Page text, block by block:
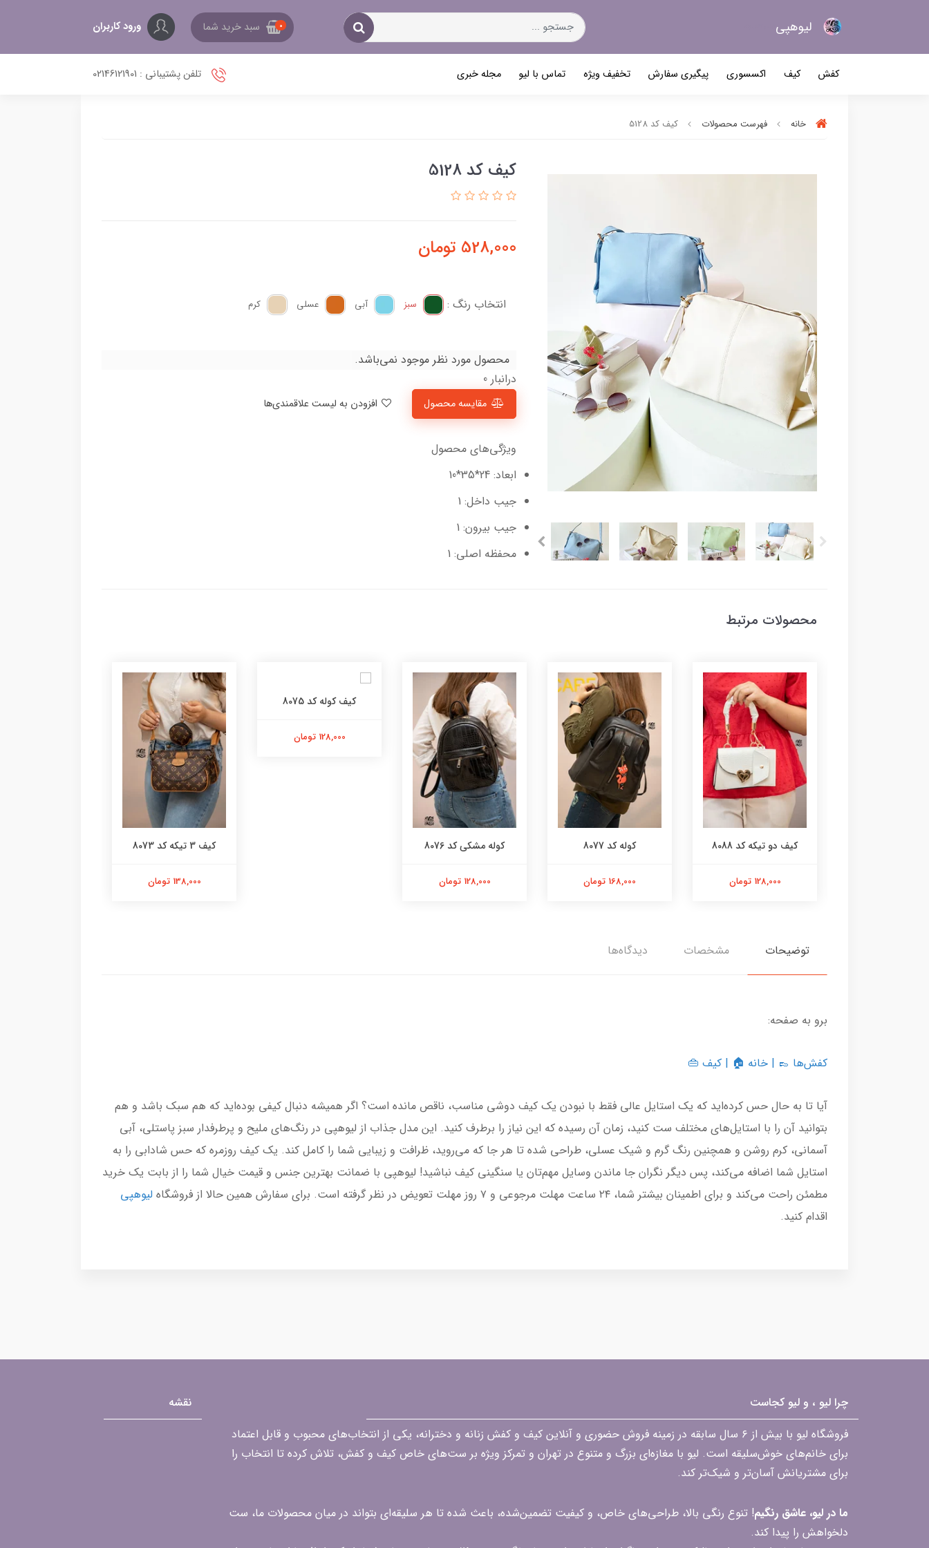
لیو‌هپی 0 سبد خرید شما ورود کاربران
کفش کیف اکسسوری پیگیری سفارش تخفیف ویژه تماس با لیو مجله خبری تلفن پشتیبانی : 02146121901
خانه فهرست محصولات کیف کد 5128
کیف کد 5128
528,000 تومان
انتخاب رنگ : سبز آبی عسلی کرم
محصول مورد نظر موجود نمی‌باشد.
درانبار 0
مقایسه محصول
ویژگی‌های محصول
ابعاد: 24*35*10
جیب داخل: 1
جیب بیرون: 1
محفظه اصلی: 1
محصولات مرتبط
کیف دو تیکه کد 8088
128,000 تومان
کوله کد 8077
168,000 تومان
کوله مشکی کد 8076
128,000 تومان
کیف کوله کد 8075
128,000 تومان
کیف 3 تیکه کد 8073
138,000 تومان
توضیحات مشخصات دیدگاه‌ها
برو به صفحه:
کفش‌ها 👞 | خانه 🏠 | کیف 👜
آیا تا به حال حس کرده‌اید که یک استایل عالی فقط با نبودن یک کیف دوشی مناسب، ناقص مانده است؟ اگر همیشه دنبال کیفی بوده‌اید که هم سبک باشد و هم
بتوانید آن را با استایل‌های مختلف ست کنید، زمان آن رسیده که این نیاز را برطرف کنید. این مدل جذاب از لیوهپی در رنگ‌های ملیح و پرطرفدار سبز پاستلی، آبی
آسمانی، کرم روشن و همچنین رنگ گرم و شیک عسلی، طراحی شده تا هر جا که می‌روید، ظرافت و زیبایی شما را کامل کند. یک کیف روزمره که حس شادابی را به
استایل شما اضافه می‌کند، پس دیگر نگران جا ماندن وسایل مهم‌تان یا سنگینی کیف نباشید! لیوهپی با ضمانت بهترین جنس و قیمت خیال شما را از بابت یک خرید
مطمئن راحت می‌کند و برای اطمینان بیشتر شما، ۲۴ ساعت مهلت مرجوعی و ۷ روز مهلت تعویض در نظر گرفته است. برای سفارش همین حالا از فروشگاه
لیوهپی
اقدام کنید.
چرا لیو ، و لیو کجاست
فروشگاه لیو با بیش از ۶ سال سابقه در زمینه فروش حضوری و آنلاین کیف و کفش زنانه و دخترانه، یکی از انتخاب‌های محبوب و قابل اعتماد
برای خانم‌های خوش‌سلیقه است. لیو با مغازه‌ای بزرگ و متنوع در تهران و تمرکز ویژه بر ست‌های خاص کیف و کفش، تلاش کرده تا انتخاب را
برای مشتریانش آسان‌تر و شیک‌تر کند.
ما در لیو، عاشق رنگیم! تنوع رنگی بالا، طراحی‌های خاص، و کیفیت تضمین‌شده، باعث شده تا هر سلیقه‌ای بتواند در میان محصولات ما، ست
دلخواهش را پیدا کند.
نقشه